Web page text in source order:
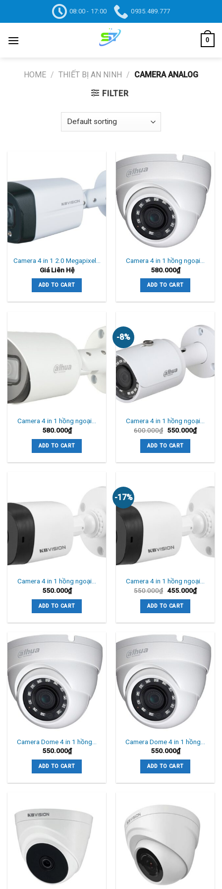
08:00 - 17:00 0935.489.777
0
HOME / THIẾT BỊ AN NINH / CAMERA ANALOG
FILTER
Camera 4 in 1 2.0 Megapixel…
Giá Liên Hệ
ADD TO CART
Camera 4 in 1 hồng ngoại…
580.000₫
ADD TO CART
Camera 4 in 1 hồng ngoại…
580.000₫
ADD TO CART
-8%
Camera 4 in 1 hồng ngoại…
600.000₫ 550.000₫
ADD TO CART
Camera 4 in 1 hồng ngoại…
550.000₫
ADD TO CART
-17%
Camera 4 in 1 hồng ngoại…
550.000₫ 455.000₫
ADD TO CART
Camera Dome 4 in 1 hồng…
550.000₫
ADD TO CART
Camera Dome 4 in 1 hồng…
550.000₫
ADD TO CART